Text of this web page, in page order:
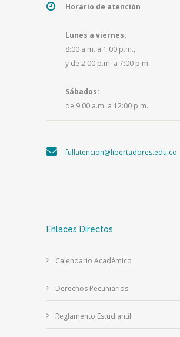
Horario de atención
Lunes a viernes:
8:00 a.m. a 1:00 p.m.,
y de 2:00 p.m. a 7:00 p.m.
Sábados:
de 9:00 a.m. a 12:00 p.m.
fullatencion@libertadores.edu.co
Enlaces Directos
Calendario Académico
Derechos Pecuniarios
Reglamento Estudiantil